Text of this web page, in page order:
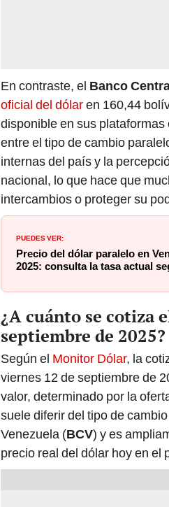
En contraste, el Banco
oficial del dólaren 160,44
disponible en sus
entre el tipo de cambio
internas del país y la
nacional, lo que hace que
intercambios o proteger su
PUEDES VER:
Precio del dólar paralelo en
2025: consulta la tasa actual
¿A cuánto se cotiza
septiembre de 2025?
Según el Monitor Dólar, la
viernes 12 de septiembre de
valor, determinado por la
suele diferir del tipo de
Venezuela (BCV) y es
precio real del dólar hoy en el